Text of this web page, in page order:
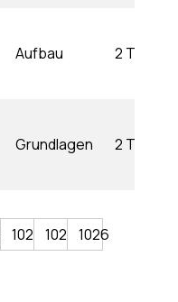
Aufbau 2 Tage
Grundlagen 2 Tage
1024 1025
1026